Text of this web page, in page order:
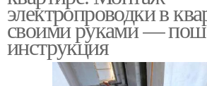
электропроводки в
своими руками —
инструкция